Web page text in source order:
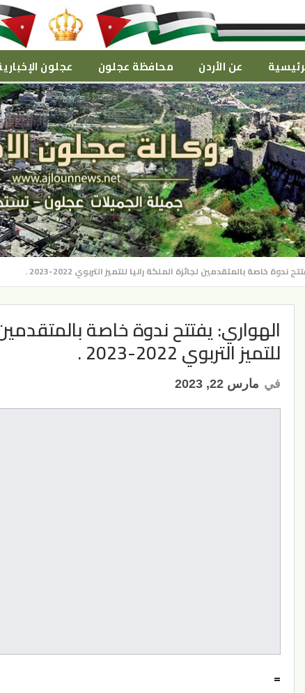
عن الأردن محافظة عجلون عجلون
ندوة خاصة بالمتقدمين لجائزة الملكة رانيا للتميز التربوي 2022-2023 .
الهواري: يفتتح ندوة خاصة بالمتقدمين
للتميز التربوي 2022-2023 .
في مارس 22, 2023
=